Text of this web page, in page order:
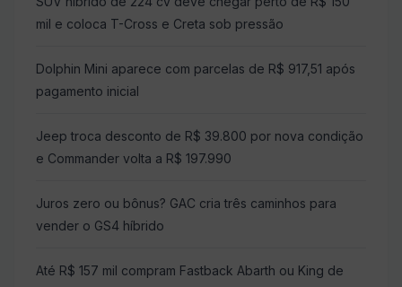
mil e coloca T-Cross e Creta sob pressão
Dolphin Mini aparece com parcelas de R$ 917,51 após
pagamento inicial
Jeep troca desconto de R$ 39.800 por nova condição
e Commander volta a R$ 197.990
Juros zero ou bônus? GAC cria três caminhos para
vender o GS4 híbrido
Até R$ 157 mil compram Fastback Abarth ou King de